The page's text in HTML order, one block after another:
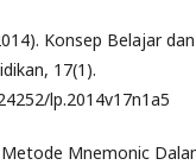
Konsep Belajar
17(1).
lp.2014v17n1a5
Metode Mnemonic